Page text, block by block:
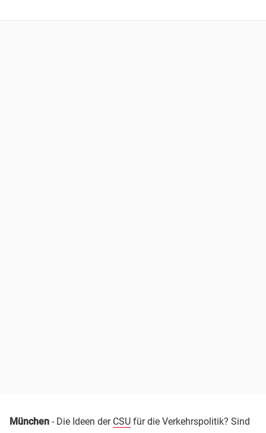
München - Die Ideen der CSU für die Verkehrspolitik? Sind